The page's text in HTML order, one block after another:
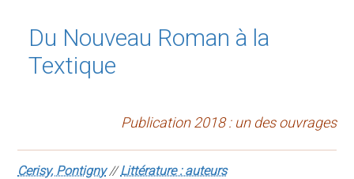
Du Nouveau Roman à la
Textique
Publication 2018 : un des ouvrages
Cerisy, Pontigny//Littérature : auteurs